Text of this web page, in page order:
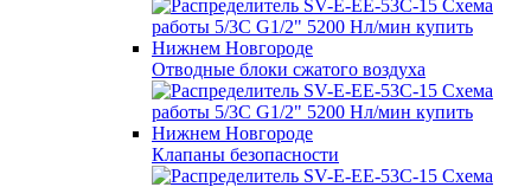
Отводные блоки сжатого воздуха
Клапаны безопасности